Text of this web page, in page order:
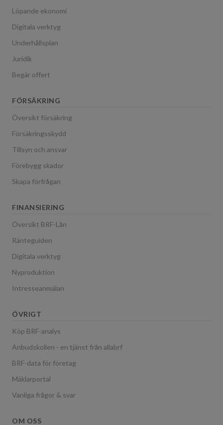
Löpande ekonomi
Digitala verktyg
Underhållsplan
Juridik
Begär offert
FÖRSÄKRING
Översikt försäkring
Försäkringsskydd
Tillsyn och ansvar
Förebygg skador
Skapa förfrågan
FINANSIERING
Översikt BRF-Lån
Ränteguiden
Digitala verktyg
Nyproduktion
Intresseanmälan
ÖVRIGT
Köp BRF-analys
Anbudskollen - en tjänst från allabrf
BRF-data för företag
Mäklarportal
Vanliga frågor & svar
OM OSS